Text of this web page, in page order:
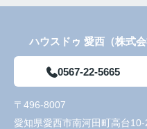
いただきました。
感謝しています。
ハウスドゥ 愛西（株式
0567-22-5665
〒496-8007
愛知県愛西市南河田町高台10-